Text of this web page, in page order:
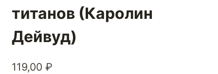
титанов (Каролин
Дейвуд)
119,00 ₽